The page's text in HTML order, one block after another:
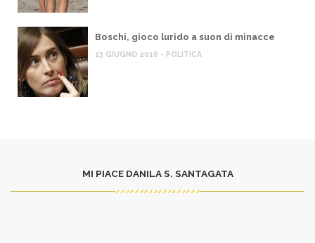
Boschi, gioco lurido a suon di minacce
13 GIUGNO 2016 - POLITICA
MI PIACE DANILA S. SANTAGATA